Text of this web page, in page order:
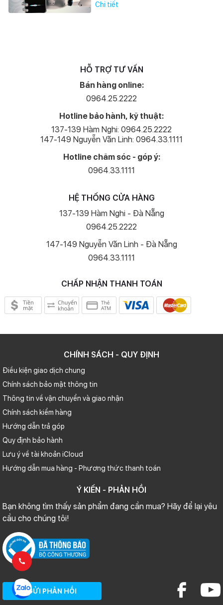
Chi tiết
HỖ TRỢ TƯ VẤN
Bán hàng online:
0964.25.2222
Hotline bảo hành, kỹ thuật:
137-139 Hàm Nghi: 0964.25.2222
147-149 Nguyễn Văn Linh: 0964.33.1111
Hotline chăm sóc - góp ý:
0964.33.1111
HỆ THỐNG CỬA HÀNG
137-139 Hàm Nghi - Đà Nẵng
0964.25.2222
147-149 Nguyễn Văn Linh - Đà Nẵng
0964.33.1111
CHẤP NHẬN THANH TOÁN
CHÍNH SÁCH - QUY ĐỊNH
Điều kiện giao dịch chung
Chính sách bảo mật thông tin
Thông tin về vận chuyển và giao nhận
Chính sách kiểm hàng
Hướng dẫn trả góp
Quy định bảo hành
Lưu ý về tài khoản iCloud
Hướng dẫn mua hàng - Phương thức thanh toán
Ý KIẾN - PHẢN HỒI
Bạn không tìm thấy sản phẩm đang cần mua? Hãy để lại yêu
cầu cho chúng tôi!
GỬI PHẢN HỒI